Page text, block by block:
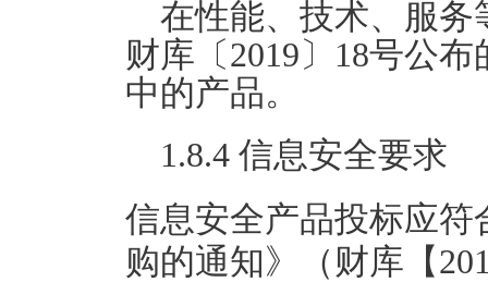
在性能、技术、服
财库〔2019〕18号公
中的产品。
1.8.4 信息安全要求
信息安全产品投标应
购的通知》（财库【